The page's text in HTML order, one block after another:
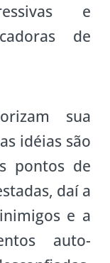
e
de
sua
idéias são
pontos de
daí a
e a
auto-